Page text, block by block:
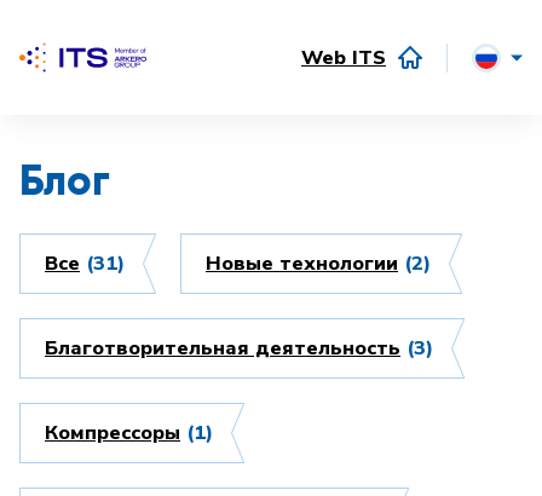
Web ITS
Блог
Все (31) Hовые технологии (2)
Благотворительная деятельность (3)
Компрессоры (1)